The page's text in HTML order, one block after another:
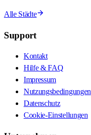
Alle Städte
Support
Kontakt
Hilfe & FAQ
Impressum
Nutzungsbedingungen
Datenschutz
Cookie-Einstellungen